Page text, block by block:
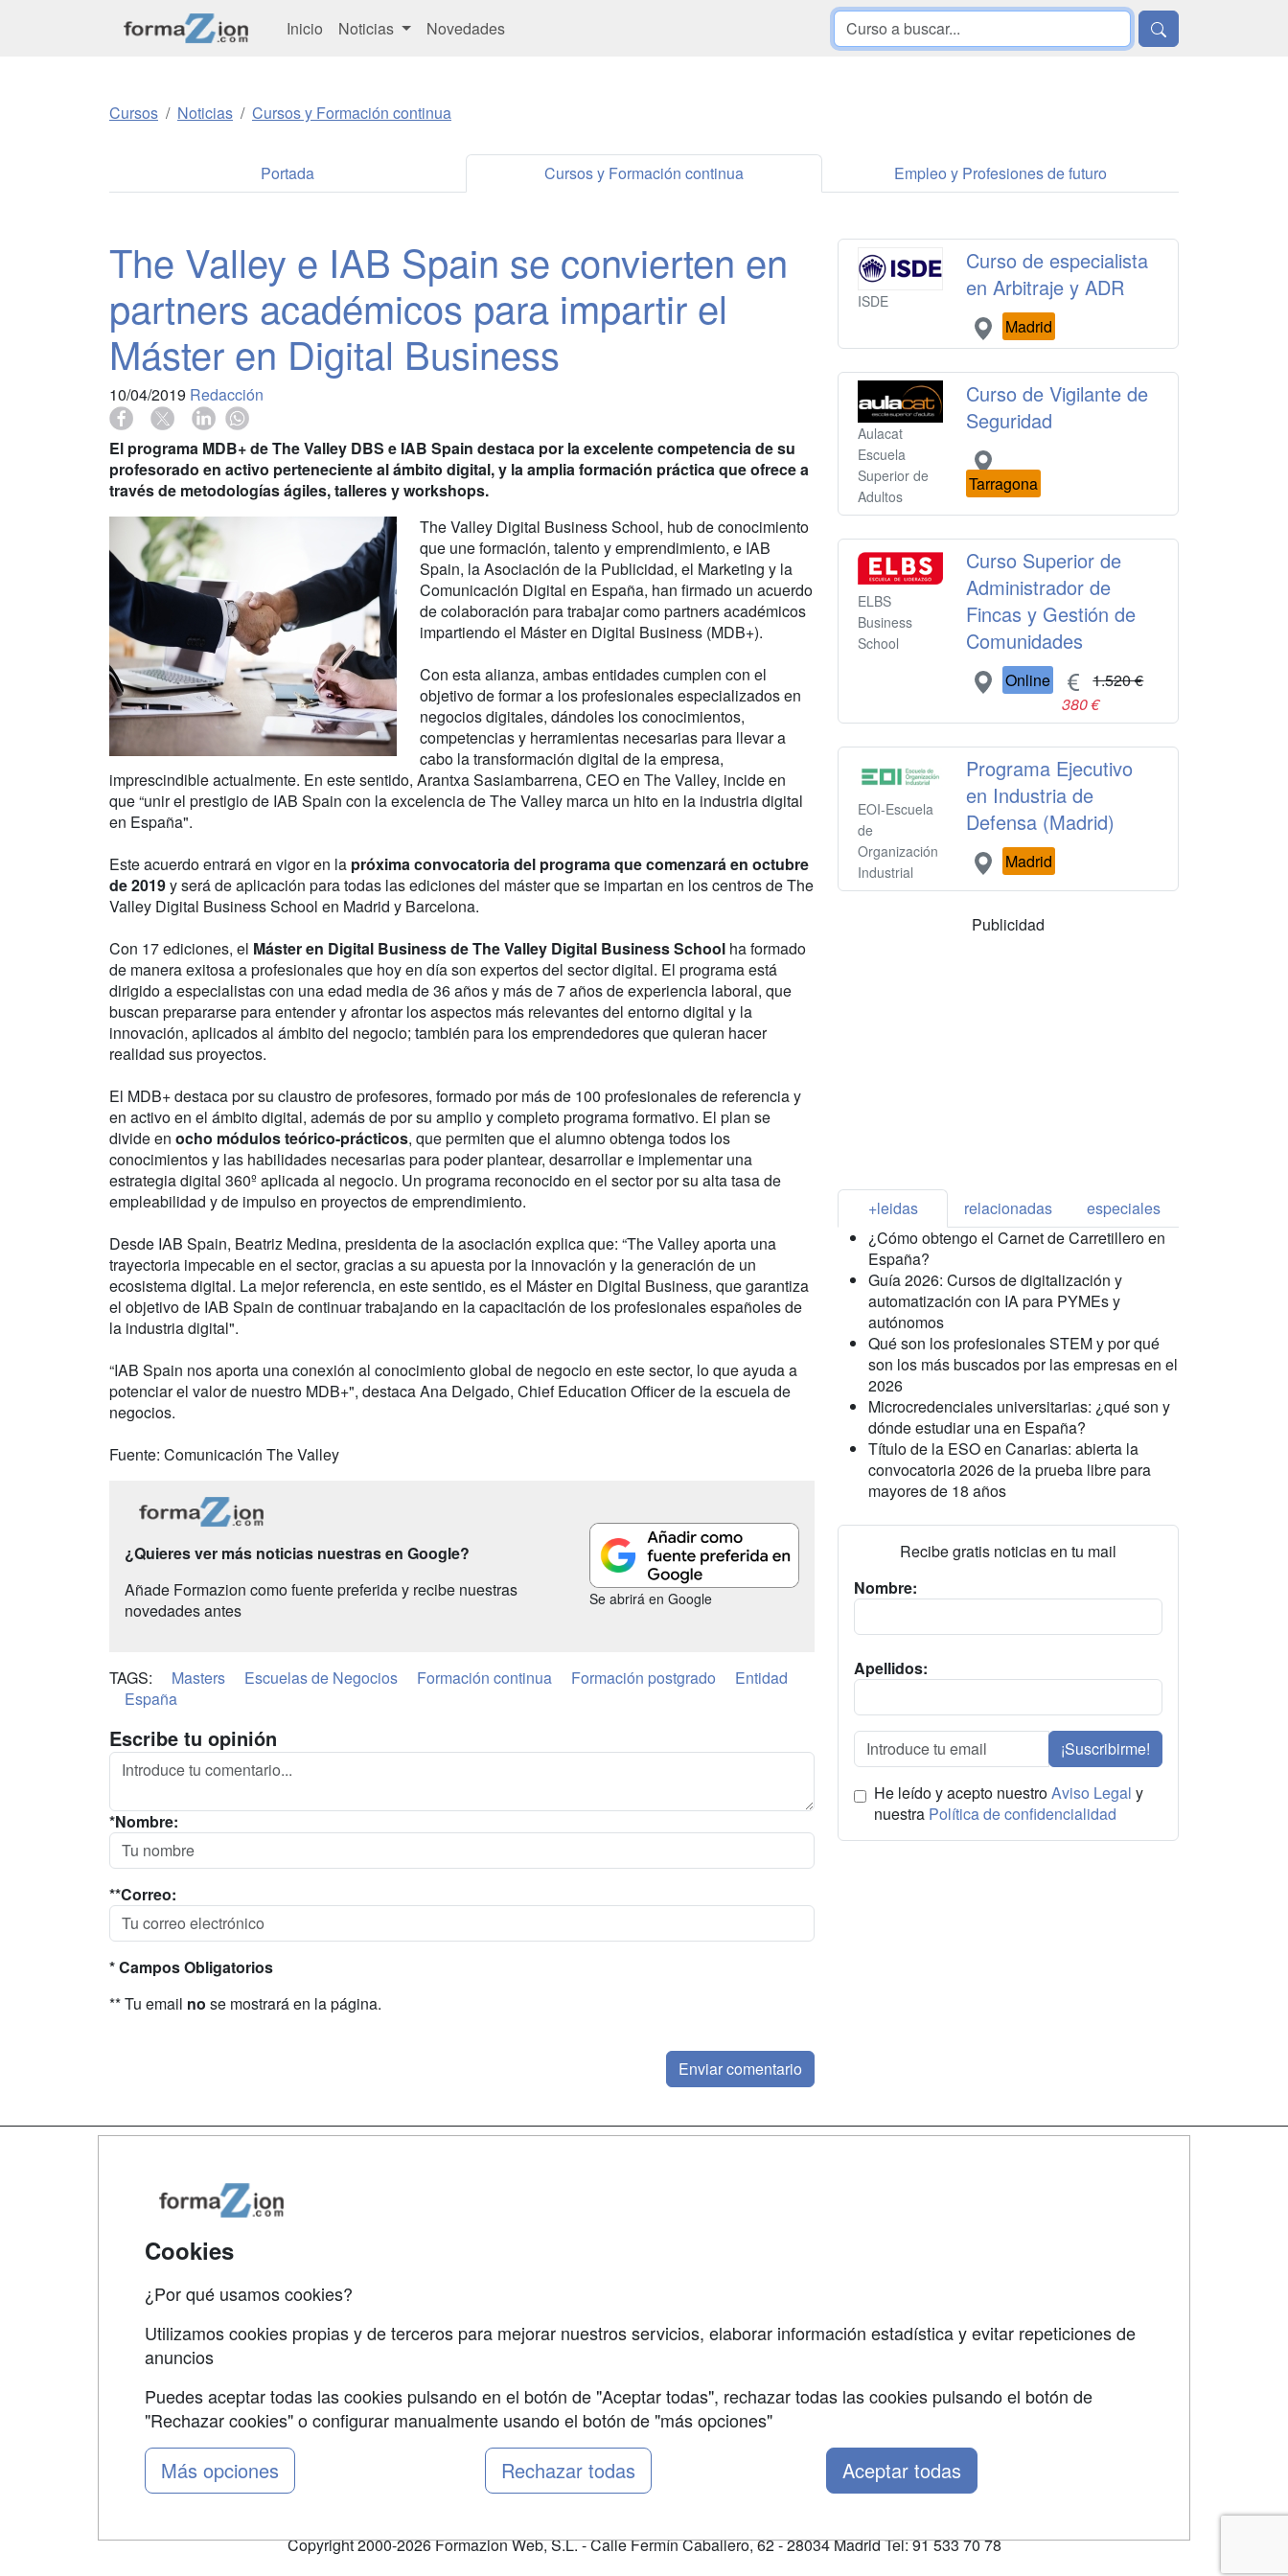
Inicio Noticias Novedades
Cursos Noticias Cursos y Formación continua
Portada Cursos y Formación continua Empleo y Profesiones de futuro
The Valley e IAB Spain se convierten en
partners académicos para impartir el
Máster en Digital Business
10/04/2019 Redacción
El programa MDB+ de The Valley DBS e IAB Spain destaca por la excelente competencia de su
profesorado en activo perteneciente al ámbito digital, y la amplia formación práctica que ofrece a
través de metodologías ágiles, talleres y workshops.
The Valley Digital Business School, hub de conocimiento
que une formación, talento y emprendimiento, e IAB
Spain, la Asociación de la Publicidad, el Marketing y la
Comunicación Digital en España, han firmado un acuerdo
de colaboración para trabajar como partners académicos
impartiendo el Máster en Digital Business (MDB+).
Con esta alianza, ambas entidades cumplen con el
objetivo de formar a los profesionales especializados en
negocios digitales, dándoles los conocimientos,
competencias y herramientas necesarias para llevar a
cabo la transformación digital de la empresa,
imprescindible actualmente. En este sentido, Arantxa Sasiambarrena, CEO en The Valley, incide en
que “unir el prestigio de IAB Spain con la excelencia de The Valley marca un hito en la industria digital
en España".
Este acuerdo entrará en vigor en la próxima convocatoria del programa que comenzará en octubre
de 2019y será de aplicación para todas las ediciones del máster que se impartan en los centros de The
Valley Digital Business School en Madrid y Barcelona.
Con 17 ediciones, el Máster en Digital Business de The Valley Digital Business School ha formado
de manera exitosa a profesionales que hoy en día son expertos del sector digital. El programa está
dirigido a especialistas con una edad media de 36 años y más de 7 años de experiencia laboral, que
buscan prepararse para entender y afrontar los aspectos más relevantes del entorno digital y la
innovación, aplicados al ámbito del negocio; también para los emprendedores que quieran hacer
realidad sus proyectos.
El MDB+ destaca por su claustro de profesores, formado por más de 100 profesionales de referencia y
en activo en el ámbito digital, además de por su amplio y completo programa formativo. El plan se
divide en ocho módulos teórico-prácticos, que permiten que el alumno obtenga todos los
conocimientos y las habilidades necesarias para poder plantear, desarrollar e implementar una
estrategia digital 360º aplicada al negocio. Un programa reconocido en el sector por su alta tasa de
empleabilidad y de impulso en proyectos de emprendimiento.
Desde IAB Spain, Beatriz Medina, presidenta de la asociación explica que: “The Valley aporta una
trayectoria impecable en el sector, gracias a su apuesta por la innovación y la generación de un
ecosistema digital. La mejor referencia, en este sentido, es el Máster en Digital Business, que garantiza
el objetivo de IAB Spain de continuar trabajando en la capacitación de los profesionales españoles de
la industria digital".
“IAB Spain nos aporta una conexión al conocimiento global de negocio en este sector, lo que ayuda a
potenciar el valor de nuestro MDB+", destaca Ana Delgado, Chief Education Officer de la escuela de
negocios.
Fuente: Comunicación The Valley
¿Quieres ver más noticias nuestras en Google?
Añade Formazion como fuente preferida y recibe nuestras
novedades antes
Se abrirá en Google
TAGS: Masters Escuelas de Negocios Formación continua Formación postgrado
Entidad
España
Escribe tu opinión
*Nombre:
**Correo:
* Campos Obligatorios
** Tu email no se mostrará en la página.
ISDE
Curso de especialista
en Arbitraje y ADR
Madrid
Aulacat
Escuela
Superior de
Adultos
Curso de Vigilante de
Seguridad
Tarragona
ELBS
Business
School
Curso Superior de
Administrador de
Fincas y Gestión de
Comunidades
Online
1.520 €
380 €
EOI-Escuela
de
Organización
Industrial
Programa Ejecutivo
en Industria de
Defensa (Madrid)
Madrid
Publicidad
+leidas relacionadas
especiales
¿Cómo obtengo el Carnet de Carretillero en
España?
Guía 2026: Cursos de digitalización y
automatización con IA para PYMEs y
autónomos
Qué son los profesionales STEM y por qué
son los más buscados por las empresas en el
2026
Microcredenciales universitarias: ¿qué son y
dónde estudiar una en España?
Título de la ESO en Canarias: abierta la
convocatoria 2026 de la prueba libre para
mayores de 18 años
Recibe gratis noticias en tu mail
Nombre:
Apellidos:
¡Suscribirme!
He leído y acepto nuestroAviso Legal y
nuestra Política de confidencialidad
Grupo formazion:
Copyright 2000-2026 Formazion Web, S.L. - Calle Fermín Caballero, 62 - 28034 Madrid Tel: 91 533 70 78
Cookies
¿Por qué usamos cookies?
Utilizamos cookies propias y de terceros para mejorar nuestros servicios, elaborar información estadística y evitar repeticiones de
anuncios
Puedes aceptar todas las cookies pulsando en el botón de "Aceptar todas", rechazar todas las cookies pulsando el botón de
"Rechazar cookies" o configurar manualmente usando el botón de "más opciones"
Más opciones Rechazar todas Aceptar todas